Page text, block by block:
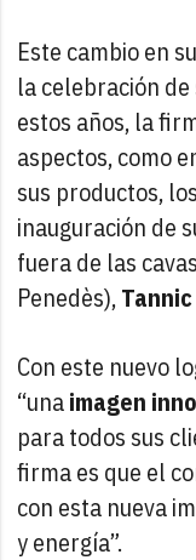
Este cambio en
la celebración de
estos años, la
aspectos, como
sus productos,
inauguración de
fuera de las
Penedès),
Con este nuevo
“unaimagen
para todos sus
firma es que el
con esta nueva
y energía”.